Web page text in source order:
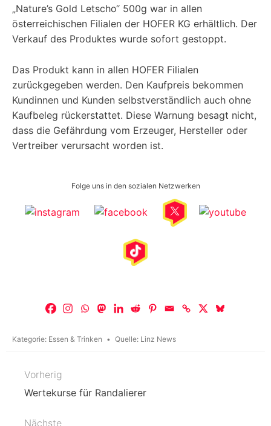
„Nature’s Gold Letscho“ 500g war in allen
österreichischen Filialen der HOFER KG erhältlich. Der
Verkauf des Produktes wurde sofort gestoppt.
Das Produkt kann in allen HOFER Filialen
zurückgegeben werden. Den Kaufpreis bekommen
Kundinnen und Kunden selbstverständlich auch ohne
Kaufbeleg rückerstattet. Diese Warnung besagt nicht,
dass die Gefährdung vom Erzeuger, Hersteller oder
Vertreiber verursacht worden ist.
Folge uns in den sozialen Netzwerken
Kategorie: Essen & Trinken Quelle: Linz News
Beitragsnavigation
Vorherig
Wertekurse für Randalierer
Nächste